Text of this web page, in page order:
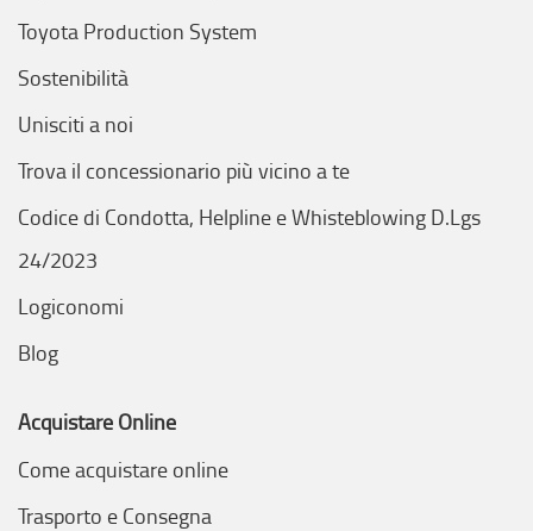
Toyota Production System
Sostenibilità
Unisciti a noi
Trova il concessionario più vicino a te
Codice di Condotta, Helpline e Whisteblowing D.Lgs
24/2023
Logiconomi
Blog
Acquistare Online
Come acquistare online
Trasporto e Consegna